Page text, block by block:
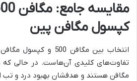
کپسول مگافن پین
انتخاب بین مگافن 500
تفاوت‌های کلیدی آن‌هاست. در حالی
مگافن هستند و هدفشان بهبود درد و تب